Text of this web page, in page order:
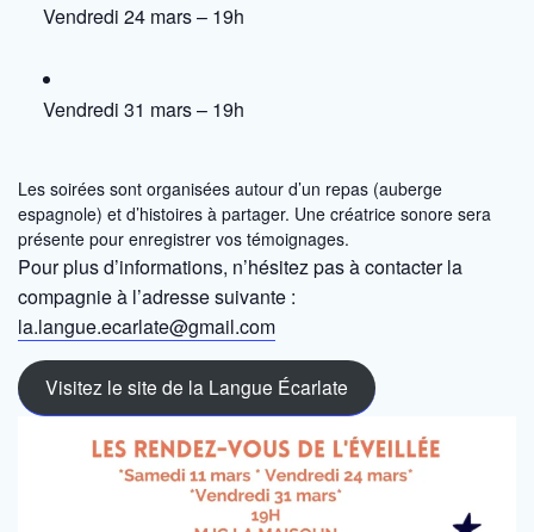
Vendredi 24 mars – 19h
Vendredi 31 mars – 19h
Les soirées sont organisées autour d’un repas (auberge
espagnole) et d’histoires à partager. Une créatrice sonore sera
présente pour enregistrer vos témoignages.
Pour plus d’informations, n’hésitez pas à contacter la
compagnie à l’adresse suivante :
la.langue.ecarlate@gmail.com
Visitez le site de la Langue Écarlate